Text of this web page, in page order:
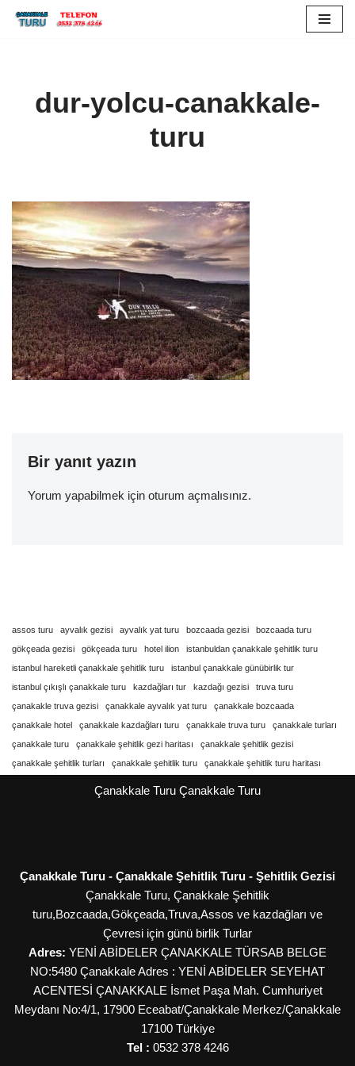
dur-yolcu-canakkale-
turu
Bir yanıt yazın
Yorum yapabilmek için oturum açmalısınız.
assos turu ayvalık gezisi ayvalık yat turu bozcaada gezisi
bozcaada turu
gökçeada gezisi
gökçeada turu hotel ilion
istanbuldan çanakkale şehitlik turu
istanbul hareketli çanakkale şehitlik turu
istanbul çanakkale günübirlik tur
istanbul çıkışlı çanakkale turu
kazdağları tur kazdağı gezisi
truva turu
çanakakle truva gezisi
çanakkale ayvalık yat turu
çanakkale bozcaada
çanakkale hotel
çanakkale kazdağları turu çanakkale truva turu
çanakkale turları
çanakkale turu
çanakkale şehitlik gezi haritası
çanakkale şehitlik gezisi
çanakkale şehitlik turları
çanakkale şehitlik turu çanakkale şehitlik turu haritası
Çanakkale Turu Çanakkale Turu
Çanakkale Turu - Çanakkale Şehitlik Turu - Şehitlik Gezisi
Çanakkale Turu, Çanakkale Şehitlik
turu,Bozcaada,Gökçeada,Truva,Assos ve kazdağları ve
Çevresi için günü birlik Turlar
Adres: YENİ ABİDELER ÇANAKKALE TÜRSAB BELGE
NO:5480 Çanakkale Adres : YENİ ABİDELER SEYEHAT
ACENTESİ ÇANAKKALE İsmet Paşa Mah. Cumhuriyet
Meydanı No:4/1, 17900 Eceabat/Çanakkale Merkez/Çanakkale
17100 Türkiye
Tel : 0532 378 4246